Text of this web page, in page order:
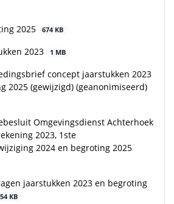
2025 674 KB
2023 1 MB
concept jaarstukken 2023
2025 (gewijzigd) (geanonimiseerd)
Omgevingsdienst Achterhoek
2023, 1ste
2024 en begroting 2025
jaarstukken 2023 en begroting
54 KB